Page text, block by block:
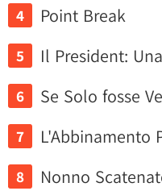
Point Break
Il President:
Se Solo fosse
L'Abbinamento
Nonno